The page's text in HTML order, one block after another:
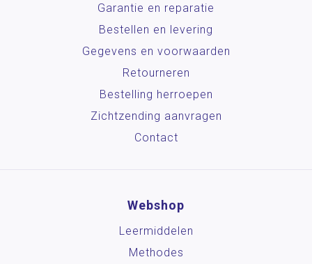
Garantie en reparatie
Bestellen en levering
Gegevens en voorwaarden
Retourneren
Bestelling herroepen
Zichtzending aanvragen
Contact
Webshop
Leermiddelen
Methodes